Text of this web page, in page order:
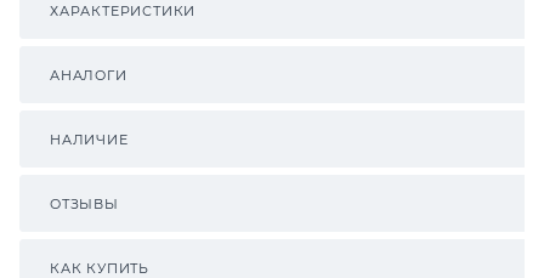
ХАРАКТЕРИСТИКИ
АНАЛОГИ
НАЛИЧИЕ
ОТЗЫВЫ
КАК КУПИТЬ